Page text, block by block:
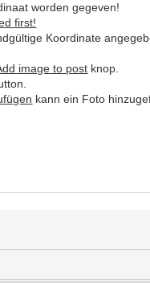
worden gegeven!
first!
Koordinate
image to post knop.
kann ein Foto